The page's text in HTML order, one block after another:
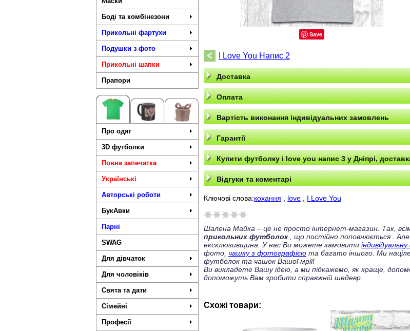
Боді та комбінезони
Прикольні фартухи
Подушки з фото
Прикольні шапки
Прапори
Про одяг
3D футболки
Повна запечатка
Українські
Авторські роботи
БукАвки
Парні
SWAG
Для дівчаток
Для чоловіків
Свята та дати
Сімейні
Професії
Save
I Love You Напис 2
Доставка
Оплата
Вартість виконання індивідуальних замовлень
Гарантії
Купити футболку i love you напис 3 у Дніпрі,
Відгуки та коментарі
Ключові слова:кохання love I Love You
Шалена Майка – це не просто інтернет-магазин. Так,
прикольних футболок, що постійно поповнюється
.
ексклюзивщина. У нас Ви можете замовити
фото, чашку з фотографією та багато іншого. Ми
футболок та чашок Вашої мрії!
Ви викладете Вашу ідею, а ми підкажемо, як краще,
допоможуть Вам зробити справжній шедевр.
Схожі товари: